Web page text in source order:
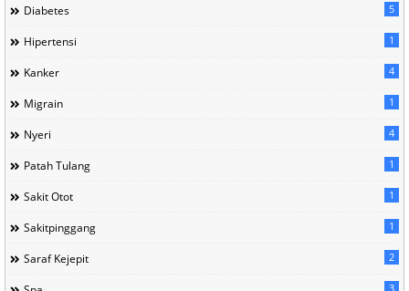
Diabetes 5
Hipertensi 1
Kanker 4
Migrain 1
Nyeri 4
Patah Tulang 1
Sakit Otot 1
Sakitpinggang 1
Saraf Kejepit 2
3